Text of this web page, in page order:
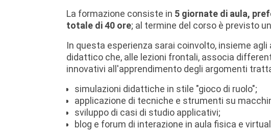
La formazione consiste in 5 giornate di aula,
totale di 40 ore; al termine del corso è previsto
In questa esperienza sarai coinvolto, insieme
didattico che, alle lezioni frontali, associa
innovativi all'apprendimento degli argomenti
simulazioni didattiche in stile "gioco di ruolo";
applicazione di tecniche e strumenti su
sviluppo di casi di studio applicativi;
blog e forum di interazione in aula fisica e